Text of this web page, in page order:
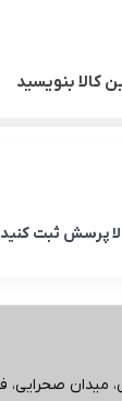
کالا بنویسید
پرسش ثبت کنید